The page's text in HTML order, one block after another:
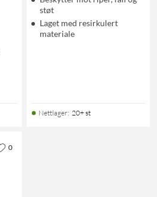
støt
Laget med resirkulert
materiale
Nettlager: 20+ st
0